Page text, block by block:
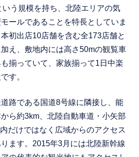
いう規模を持ち、北陸エリアの気
ールであることを特長としていま
初出店10店舗を含む全173店舗と
え、敷地内には高さ50mの観覧車
揃っていて、家族揃って1日中楽
す。
路である国道8号線に隣接し、能
ら約3km、北陸自動車道・小矢部
だけではなく広域からのアクセス
ます。2015年3月には北陸新幹線